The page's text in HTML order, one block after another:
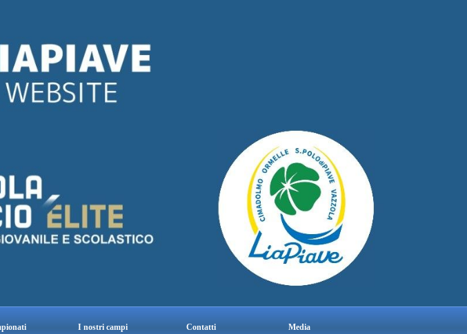
I nostri campi Contatti Media